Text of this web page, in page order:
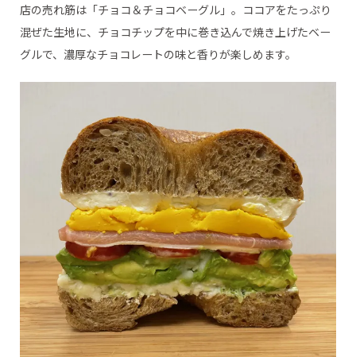
店の売れ筋は「チョコ＆チョコベーグル」。ココアをたっぷり
混ぜた生地に、チョコチップを中に巻き込んで焼き上げたベー
グルで、濃厚なチョコレートの味と香りが楽しめます。